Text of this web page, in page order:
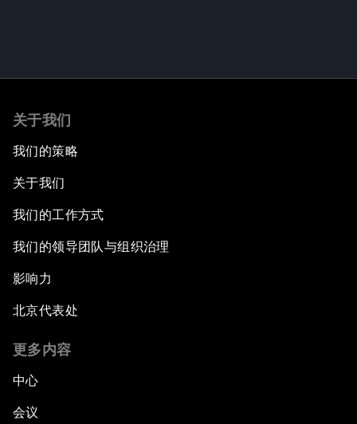
关于我们
我们的策略
关于我们
我们的工作方式
我们的领导团队与组织治理
影响力
北京代表处
更多内容
中心
会议